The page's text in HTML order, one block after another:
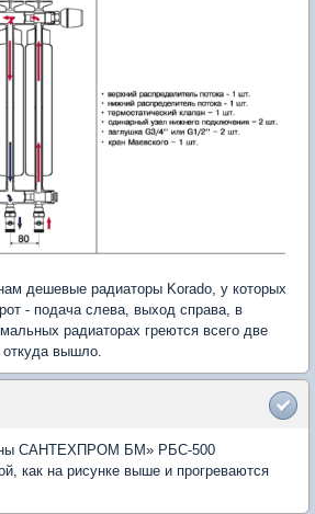
дешевые радиаторы Korado, у которых
- подача слева, выход справа, в
радиаторах греются всего две
вышло.
САНТЕХПРОМ БМ» РБС-500
как на рисунке выше и прогреваются